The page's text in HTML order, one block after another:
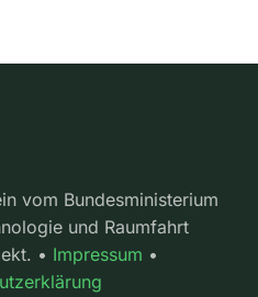
vom Bundesministerium
und Raumfahrt
• Impressum •